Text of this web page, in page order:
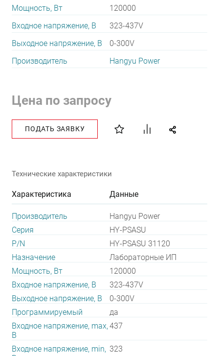
Мощность, Вт
120000
Входное напряжение, В
323-437V
Выходное напряжение, В
0-300V
Производитель
Hangyu Power
Цена по запросу
ПОДАТЬ ЗАЯВКУ
Технические характеристики
Характеристика Данные
Производитель
Hangyu Power
Серия
HY-PSASU
P/N
HY-PSASU 31120
Назначение
Лабораторные ИП
Мощность, Вт
120000
Входное напряжение, В
323-437V
Выходное напряжение, В
0-300V
Программируемый
да
Входное напряжение, max,
В
437
Входное напряжение, min, 323